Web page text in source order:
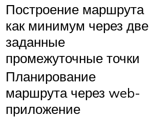
Построение маршрута
как минимум через две
заданные
промежуточные точки
Планирование
маршрута через web-
приложение